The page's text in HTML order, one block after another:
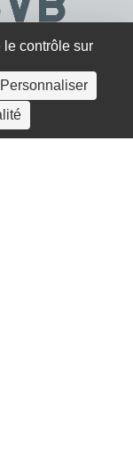
contrôle sur
Personnaliser